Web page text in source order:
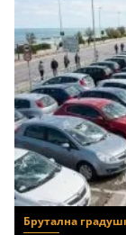
Брутална